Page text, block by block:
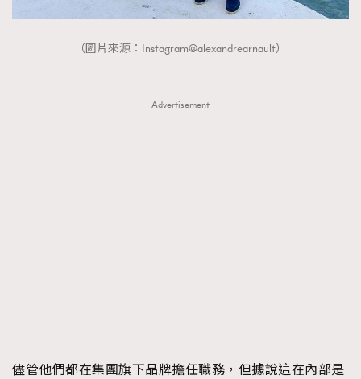
（圖片來源：Instagram@alexandrearnault）
Advertisement
儘管他們都在集團旗下品牌擔任職務，但據說這在內部是